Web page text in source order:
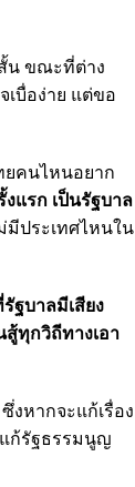
น ขณะที่ต่าง
เบื่อง่าย แต่ขอ
ยคนไหนอยาก
งแรก เป็นรัฐบาล
มีประเทศไหนใน
ฐบาลมีเสียง
ทุกวิถีทางเอา
งหากจะแก้เรื่อง
แก้รัฐธรรมนูญ